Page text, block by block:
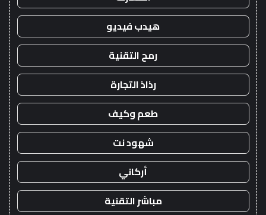
هيدب فيديو
رمح التقنية
رذاذ التجارة
طعم وكيف
شهود نت
أركاني
مباشر التقنية